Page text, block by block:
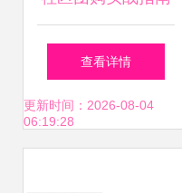
如何借助专业系统
高效招募与管理团
查看详情
更新时间：2026-08-04
06:19:28